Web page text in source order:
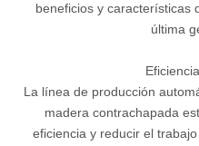
beneficios y características
última
La línea de producción
madera contrachapada
eficiencia y reducir el